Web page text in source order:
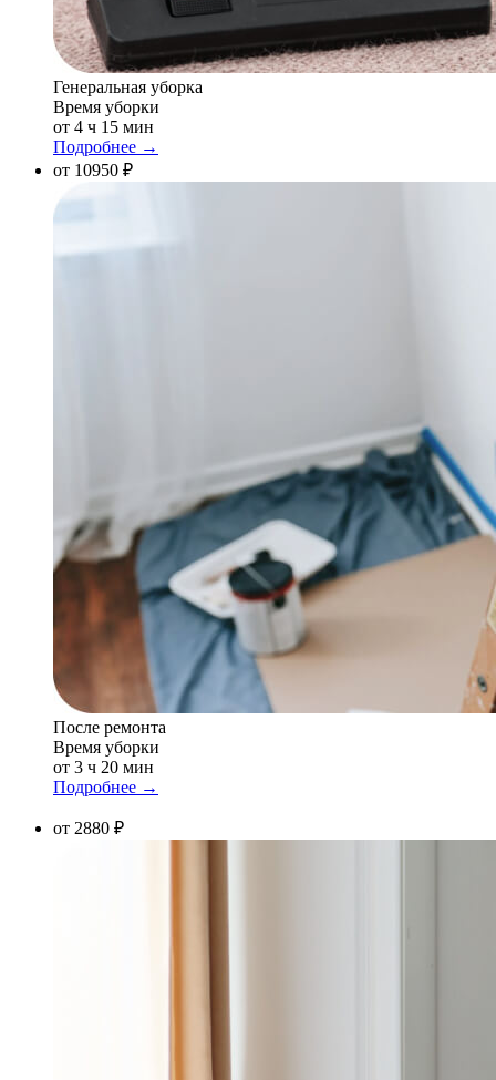
Генеральная уборка
Время уборки
от 4 ч 15 мин
Подробнее →
от 10950 ₽
После ремонта
Время уборки
от 3 ч 20 мин
Подробнее →
от 2880 ₽